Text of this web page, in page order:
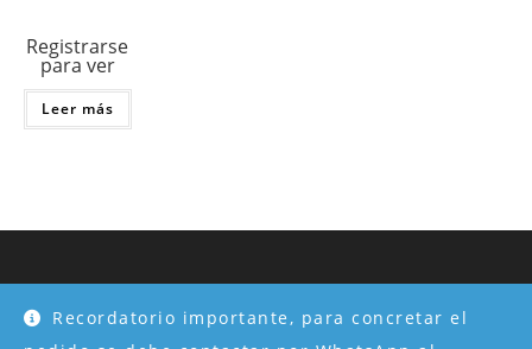
Recordatorio importante, para concretar el
Registrarse
para ver
Leer más